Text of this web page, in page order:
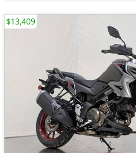
$13,409